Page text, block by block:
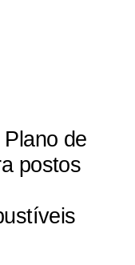
de
postos